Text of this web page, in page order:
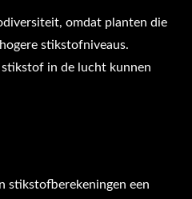
omdat planten die
stikstofniveaus.
stikstof in de lucht kunnen
stikstofberekeningen een